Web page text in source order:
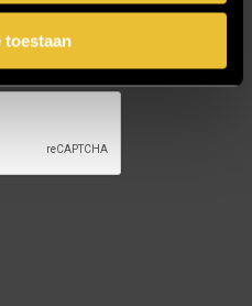
toestaan